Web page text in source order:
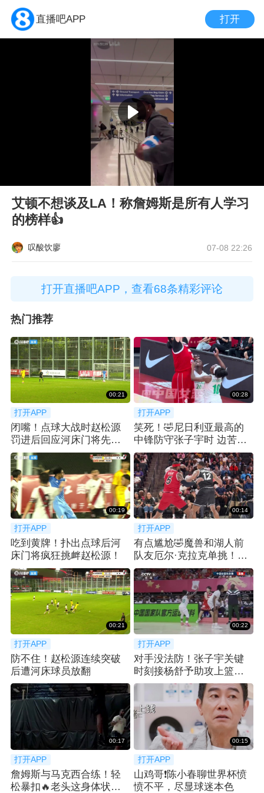
直播吧APP 打开
艾顿不想谈及LA！称詹姆斯是所有人学习
的榜样👍
叹酸饮廖 07-08 22:26
打开直播吧APP，查看68条精彩评论
热门推荐
00:21
打开APP
闭嘴！点球大战时赵松源
罚进后回应河床门将先前
的挑衅
00:28
打开APP
笑死！🤣尼日利亚最高的
中锋防守张子宇时 边苦笑
边弃防
00:19
打开APP
吃到黄牌！扑出点球后河
床门将疯狂挑衅赵松源！
00:14
打开APP
有点尴尬🤣魔兽和湖人前
队友厄尔·克拉克单挑！吃
了个大帽！
00:21
打开APP
防不住！赵松源连续突破
后遭河床球员放翻
00:22
打开APP
对手没法防！张子宇关键
时刻接杨舒予助攻上篮打
进，基本杀死比赛
00:17
打开APP
詹姆斯与马克西合练！轻
松暴扣🔥老头这身体状态
00:15
打开APP
山鸡哥❗️陈小春聊世界杯愤
愤不平，尽显球迷本色